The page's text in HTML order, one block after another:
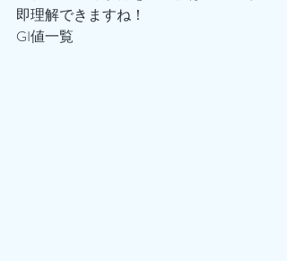
即理解できますね！
GI値一覧